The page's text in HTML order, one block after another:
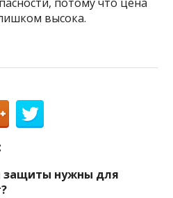
высока.
защиты нужны для